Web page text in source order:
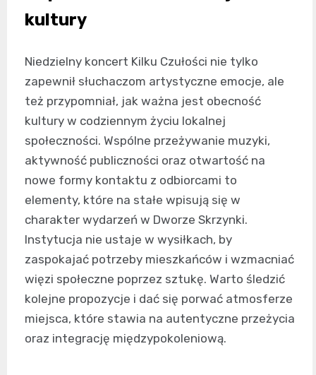
kultury
Niedzielny koncert Kilku Czułości nie tylko
zapewnił słuchaczom artystyczne emocje, ale
też przypomniał, jak ważna jest obecność
kultury w codziennym życiu lokalnej
społeczności. Wspólne przeżywanie muzyki,
aktywność publiczności oraz otwartość na
nowe formy kontaktu z odbiorcami to
elementy, które na stałe wpisują się w
charakter wydarzeń w Dworze Skrzynki.
Instytucja nie ustaje w wysiłkach, by
zaspokajać potrzeby mieszkańców i wzmacniać
więzi społeczne poprzez sztukę. Warto śledzić
kolejne propozycje i dać się porwać atmosferze
miejsca, które stawia na autentyczne przeżycia
oraz integrację międzypokoleniową.